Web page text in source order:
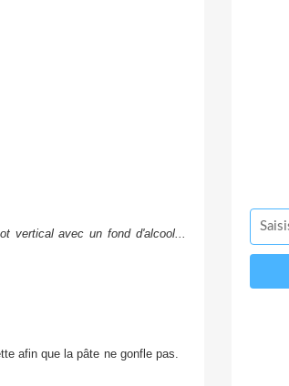
vertical avec un fond d'alcool...
afin que la pâte ne gonfle pas.